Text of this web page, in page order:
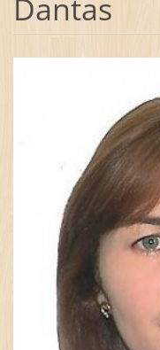
Dantas